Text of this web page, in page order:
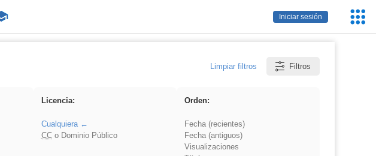
Iniciar sesión
Limpiar filtros Filtros
Licencia:
Cualquiera
CCo Dominio Público
Orden:
Fecha (recientes)
Fecha (antiguos)
Visualizaciones